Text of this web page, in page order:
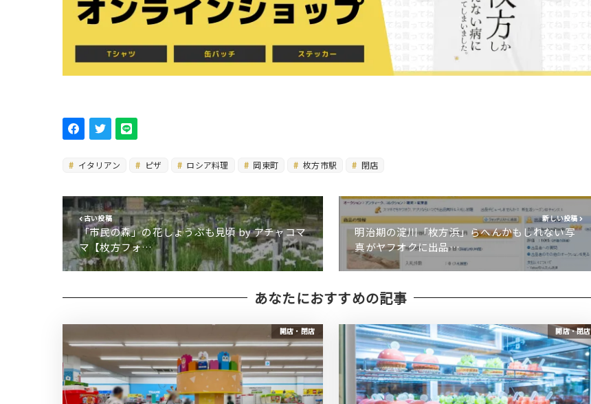
イタリアン ピザ ロシア料理 岡東町 枚方市駅 閉店
古い投稿
「市民の森」の花しょうぶも見頃 by アチャコマ
マ【枚方フォ…
新しい投稿
明治期の淀川「枚方浜」らへんかもしれない写
真がヤフオクに出品…
あなたにおすすめの記事
開店・閉店 開店・閉店